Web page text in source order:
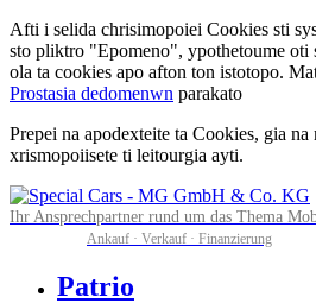
Afti i selida chrisimopoiei Cookies sti
sto pliktro "Epomeno", ypothetoume oti
ola ta cookies apo afton ton istotopo.
Prostasia dedomenwn parakato
Prepei na apodexteite ta Cookies, gia na
xrismopoiisete ti leitourgia ayti.
Ihr Ansprechpartner rund um das Thema
Ankauf · Verkauf · Finanzierung
Patrio